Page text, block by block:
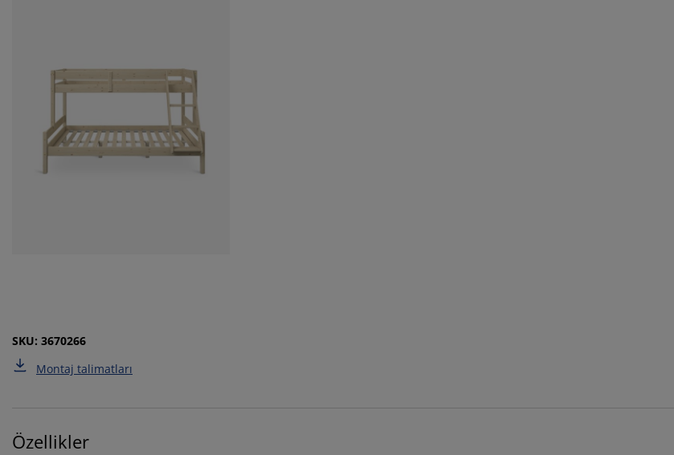
SKU: 3670266
Montaj talimatları
Özellikler